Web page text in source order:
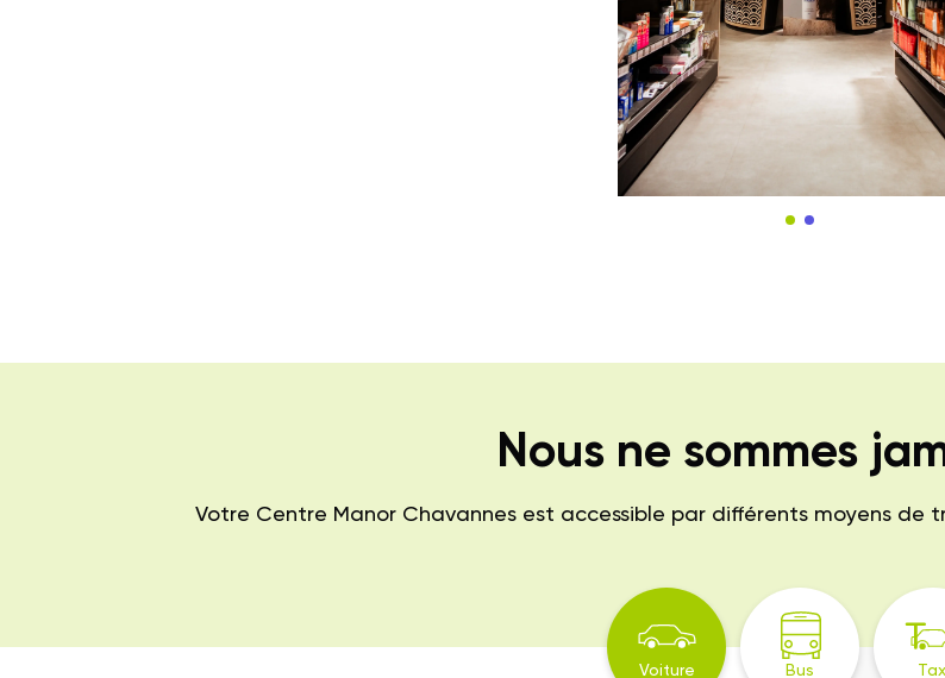
Nous ne sommes
Votre Centre Manor Chavannes est accessible par différents moyens de
Voiture Bus